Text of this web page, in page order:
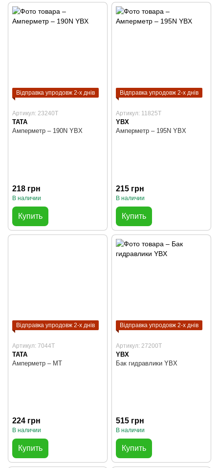
Відправка упродовж 2-х днів
Артикул: 23240T
TATA
Амперметр – 190N YBX
218 грн
В наличии
Купить
Відправка упродовж 2-х днів
Артикул: 11825T
YBX
Амперметр – 195N YBX
215 грн
В наличии
Купить
Відправка упродовж 2-х днів
Артикул: 7044T
TATA
Амперметр – МТ
224 грн
В наличии
Купить
Відправка упродовж 2-х днів
Артикул: 27200T
YBX
Бак гидравлики YBX
515 грн
В наличии
Купить